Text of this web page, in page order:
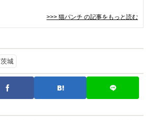
>>> 猫パンチ の記事をもっと読む
茨城